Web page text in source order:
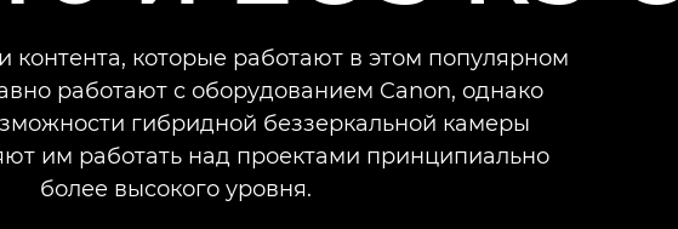
контента, которые работают в этом популярном
работают с оборудованием Canon, однако
гибридной беззеркальной камеры
им работать над проектами принципиально
более высокого уровня.